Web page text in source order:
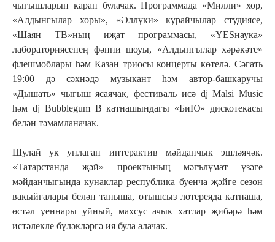
чыгышларын карап булачак. Программада «Милли» хор,
«Алдынгылар хоры», «Әллүки» курайчылар студиясе,
«Шаян ТВ»ның иҗат программасы, «YESнаука»
лабораториясенең фәнни шоуы, «Алдынгылар хәрәкәте»
флешмоблары һәм Казан триосы концерты көтелә. Сәгать
19:00 дә сәхнәдә музыкант һәм автор-башкаручы
«Дышать» чыгыш ясаячак, фестиваль исә dj Malsi Music
һәм dj Bubblegum B катнашындагы «БиЮ» дискотекасы
белән тәмамланачак.
Шулай ук унлаган интерактив мәйданчык эшләячәк.
«Татарстанда җәй» проектының мәгълүмат үзәге
мәйданчыгында кунаклар республика буенча җәйге сезон
вакыйгалары белән таныша, отышсыз лотереяда катнаша,
өстәл уеннары уйный, махсус ачык хатлар җибәрә һәм
истәлекле бүләкләргә ия була алачак.